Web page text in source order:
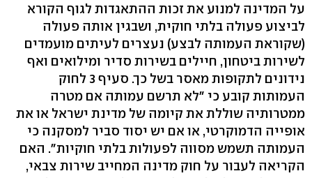
על המדינה למנוע את זכות ההתאגדות לגוף הקורא
לביצוע פעולה בלתי חוקית, ושבגין אותה פעולה
(שקוראת העמותה לבצע) נעצרים לעיתים מועמדים
לשירות ביטחון, חיילים בשירות סדיר ומילואים ואף
נידונים לתקופות מאסר בשל כך. סעיף 3 לחוק
העמותות קובע כי "לא תרשם עמותה אם מטרה
ממטרותיה שוללת את קיומה של מדינת ישראל או את
אופייה הדמוקרטי, או אם יש יסוד סביר למסקנה כי
העמותה תשמש מסווה לפעולות בלתי חוקיות". האם
הקריאה לעבור על חוק מדינה המחייב שירות צבאי,